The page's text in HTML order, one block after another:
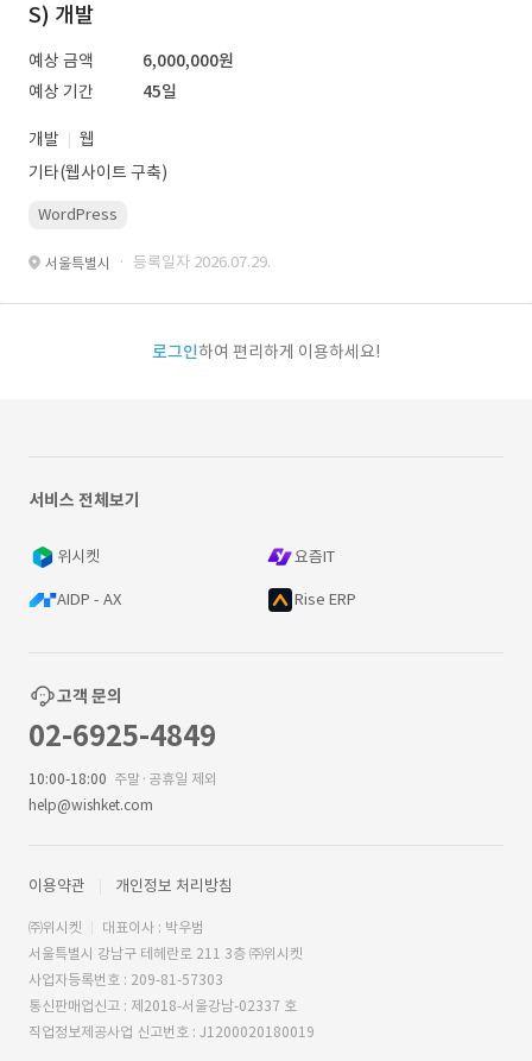
S) 개발
예상 금액
6,000,000원
예상 기간
45일
개발
웹
기타(웹사이트 구축)
WordPress
서울특별시 · 등록일자 2026.07.29.
로그인하여 편리하게 이용하세요!
서비스 전체보기
위시켓 요즘IT
AIDP - AX Rise ERP
고객 문의
02-6925-4849
10:00-18:00 주말·공휴일 제외
help@wishket.com
이용약관 개인정보 처리방침
㈜위시켓
대표이사 : 박우범
서울특별시 강남구 테헤란로 211 3층 ㈜위시켓
사업자등록번호 : 209-81-57303
통신판매업신고 : 제2018-서울강남-02337 호
직업정보제공사업 신고번호 : J1200020180019